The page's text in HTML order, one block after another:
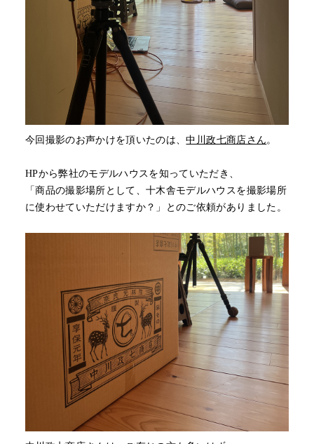
今回撮影のお声かけを頂いたのは、中川政七商店さん。
HPから弊社のモデルハウスを知っていただき、
「商品の撮影場所として、十木舎モデルハウスを撮影場所
に使わせていただけますか？」とのご依頼がありました。